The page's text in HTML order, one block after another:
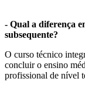
- Qual a diferença
subsequente?
O curso técnico
concluir o ensino
profissional de nível